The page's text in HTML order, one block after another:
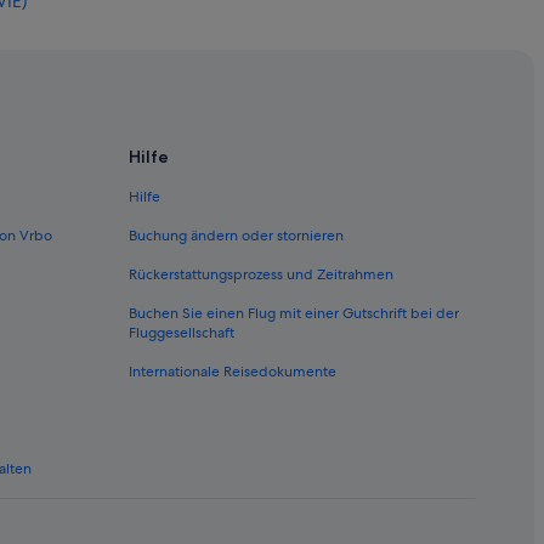
(VIE)
(VIE)
(VIE)
(VIE)
Vrbo
Hilfe
Hilfe
Buchung ändern oder stornieren
Rückerstattungsprozess und Zeitrahmen
Buchen Sie einen Flug mit einer Gutschrift bei der
Fluggesellschaft
Internationale Reisedokumente